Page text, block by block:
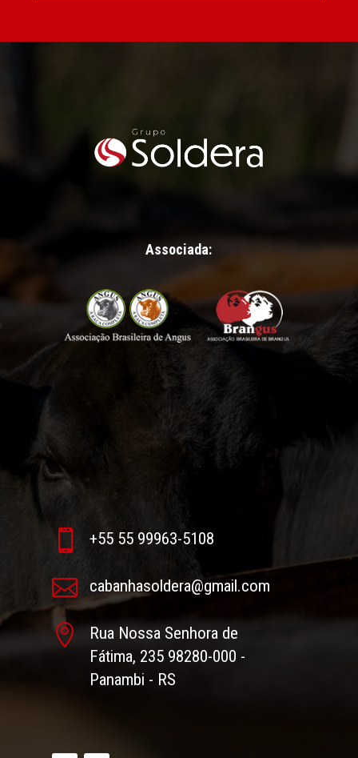
Associada:
 +55 55 99963-5108
 cabanhasoldera@gmail.com

Rua Nossa Senhora de
Fátima, 235 98280-000 -
Panambi - RS